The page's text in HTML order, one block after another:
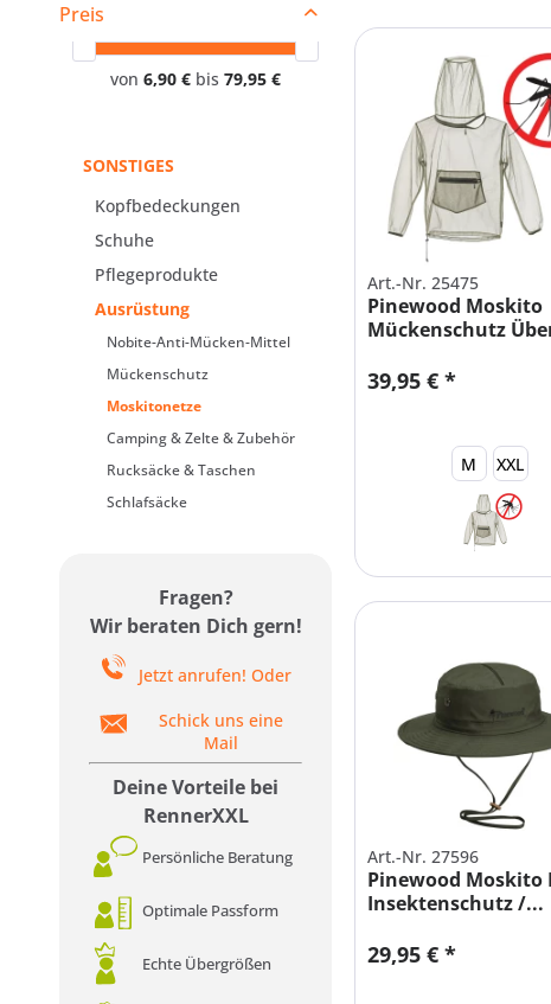
Preis
von 6,90 € bis 79,95 €
SONSTIGES
Kopfbedeckungen
Schuhe
Pflegeprodukte
Ausrüstung
Nobite-Anti-Mücken-Mittel
Mückenschutz
Moskitonetze
Camping & Zelte & Zubehör
Rucksäcke & Taschen
Schlafsäcke
Fragen?
Wir beraten Dich gern!
Jetzt anrufen! Oder
Schick uns eine
Mail
Deine Vorteile bei
RennerXXL
Persönliche Beratung
Optimale Passform
Echte Übergrößen
Art.-Nr. 25475
Pinewood Moskito
Mückenschutz
39,95 € *
M XXL
Art.-Nr. 27596
Pinewood Moskito
Insektenschutz /...
29,95 € *